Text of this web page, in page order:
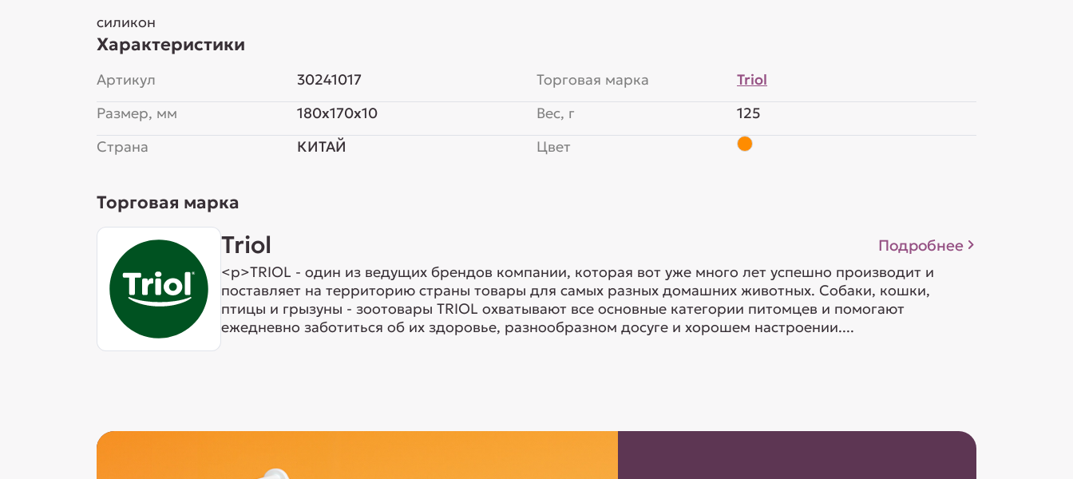
силикон
Характеристики
Артикул
30241017
Размер, мм
180x170x10
Страна
КИТАЙ
Торговая марка
Triol
Вес, г
125
Цвет
Торговая марка
Triol Подробнее
<p>TRIOL - один из ведущих брендов компании, которая вот уже много лет успешно производит и
поставляет на территорию страны товары для самых разных домашних животных. Собаки, кошки,
птицы и грызуны - зоотовары TRIOL охватывают все основные категории питомцев и помогают
ежедневно заботиться об их здоровье, разнообразном досуге и хорошем настроении....